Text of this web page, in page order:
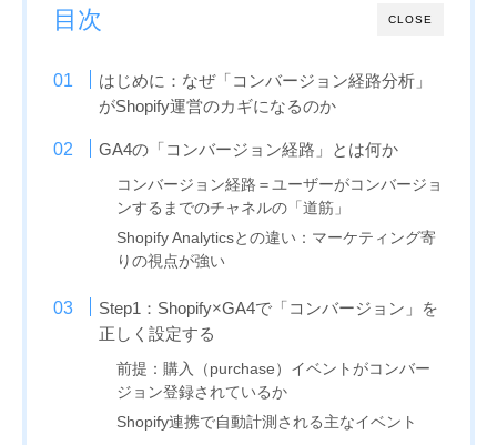
AOのブログ
CLOSE
目次
はじめに：なぜ「コンバージョン経路分析」
がShopify運営のカギになるのか
GA4の「コンバージョン経路」とは何か
コンバージョン経路＝ユーザーがコンバージョ
ンするまでのチャネルの「道筋」
Shopify Analyticsとの違い：マーケティング寄
りの視点が強い
Step1：Shopify×GA4で「コンバージョン」を
正しく設定する
前提：購入（purchase）イベントがコンバー
ジョン登録されているか
Shopify連携で自動計測される主なイベント